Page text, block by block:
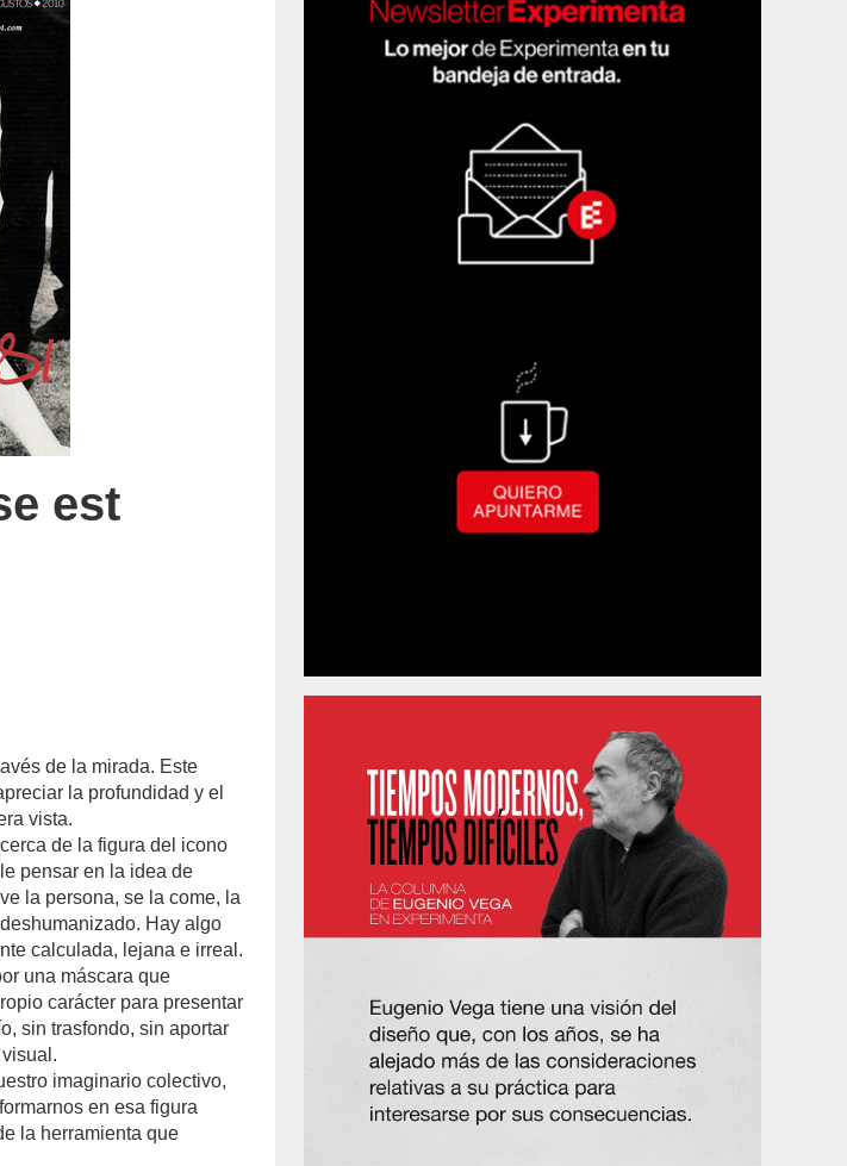
est
de la mirada. Este
la profundidad y el
vista.
de la figura del icono
pensar en la idea de
la persona, se la come, la
Hay algo
calculada, lejana e irreal.
una máscara que
carácter para presentar
sin trasfondo, sin aportar
imaginario colectivo,
en esa figura
la herramienta que